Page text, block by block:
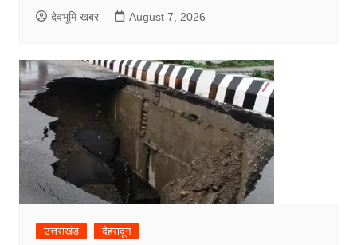
देवभूमि खबर August 7, 2026
उत्तराखंड देहरादून